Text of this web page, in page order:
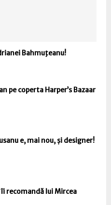
Bahmuţeanu!
pe coperta Harper’s Bazaar
e, mai nou, și designer!
recomandă lui Mircea